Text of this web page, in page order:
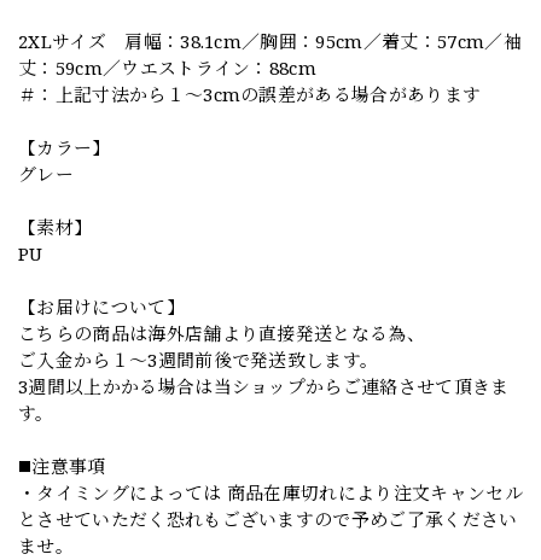
2XLサイズ 肩幅：38.1cm／胸囲：95cm／着丈：57cm／袖
丈：59cm／ウエストライン：88cm
＃：上記寸法から１～3cmの誤差がある場合があります
【カラー】
グレー
【素材】
PU
【お届けについて】
こちらの商品は海外店舗より直接発送となる為、
ご入金から１～3週間前後で発送致します。
3週間以上かかる場合は当ショップからご連絡させて頂きま
す。
◼️注意事項
・タイミングによっては 商品在庫切れにより注文キャンセル
とさせていただく恐れもございますので予めご了承ください
ませ。